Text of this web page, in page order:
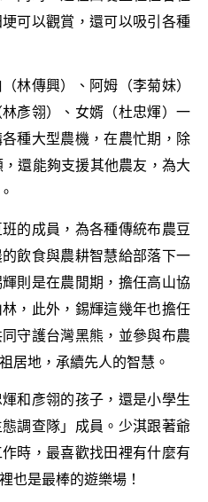
可以觀賞，還可以吸引各種
林傳興）、阿姆（李菊妹）
彥翎）、女婿（杜忠煇）一
種大型農機，在農忙期，除
還能夠支援其他農友，為大
的成員，為各種傳統布農豆
飲食與農耕智慧給部落下一
則是在農閒期，擔任高山協
，此外，錫輝這幾年也擔任
守護台灣黑熊，並參與布農
居地，承續先人的智慧。
和彥翎的孩子，還是小學生
調查隊」成員。少淇跟著爺
時，最喜歡找田裡有什麼有
也是最棒的遊樂場！